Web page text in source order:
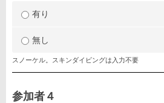
有り
無し
スノーケル。スキンダイビングは入力不要
参加者４